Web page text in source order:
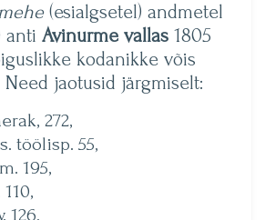
(esialgsetel) andmetel
anti Avinurme vallas 1805
kodanikke võis
Need jaotusid järgmiselt:
272,
töölisp. 55,
195,
126,